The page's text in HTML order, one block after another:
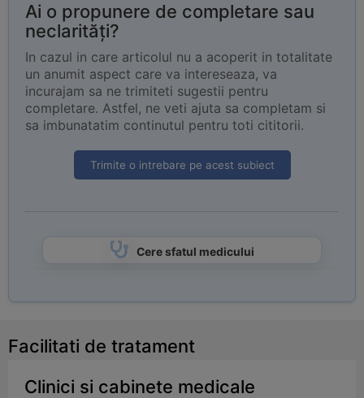
Ai o propunere de completare sau
neclarități?
In cazul in care articolul nu a acoperit in totalitate
un anumit aspect care va intereseaza, va
incurajam sa ne trimiteti sugestii pentru
completare. Astfel, ne veti ajuta sa completam si
sa imbunatatim continutul pentru toti cititorii.
Trimite o intrebare pe acest subiect
Cere sfatul medicului
Facilitati de tratament
Clinici si cabinete medicale